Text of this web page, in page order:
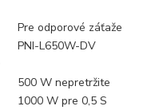
Pre odporové záťaže
PNI-L650W-DV
500 W nepretržite
1000 W pre 0,5 S